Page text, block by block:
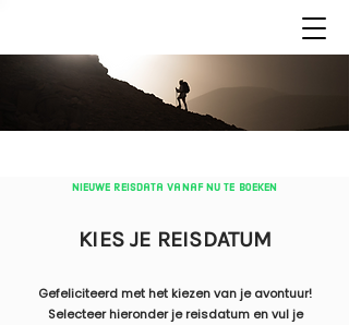
nieuwe reisdata vanaf nu te boeken
KIES JE REISDATUM
Gefeliciteerd met het kiezen van je avontuur!
Selecteer hieronder je reisdatum en vul je